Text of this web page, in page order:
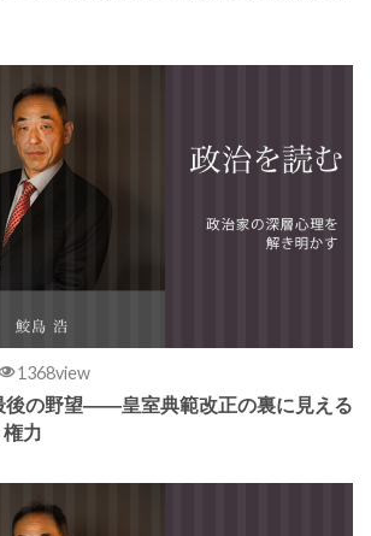
1368view
後の野望――皇室典範改正の裏に見える
権力